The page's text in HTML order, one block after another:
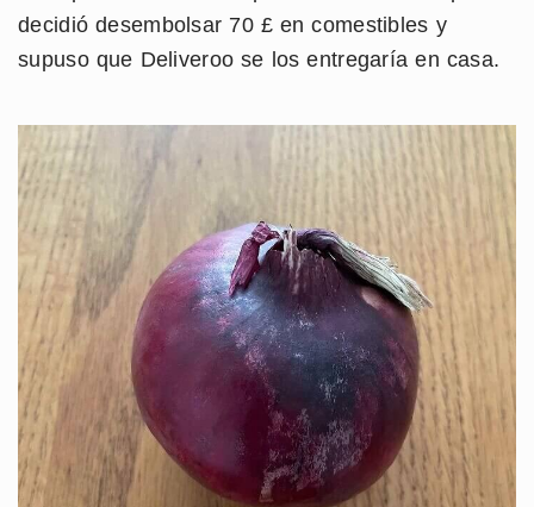
decidió desembolsar 70 £ en comestibles y
supuso que Deliveroo se los entregaría en casa.